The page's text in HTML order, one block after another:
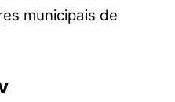
municipais de